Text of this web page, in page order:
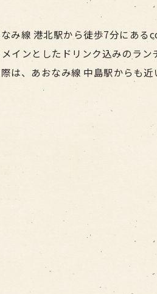
み線 港北駅から徒歩7分にあ
インとしたドリンク込みのラ
は、あおなみ線 中島駅からも近